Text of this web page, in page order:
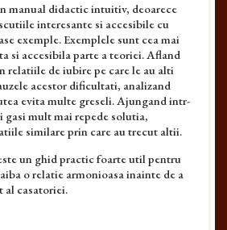
manual didactic intuitiv, deoarece
interesante si accesibile cu
exemple. Exemplele sunt cea mai
si accesibila parte a teoriei. Afland
relatiile de iubire pe care le au alti
acestor dificultati, analizand
evita multe greseli. Ajungand intr­
mult mai repede solutia,
similare prin care au trecut altii.
un ghid practic foarte util pentru
o relatie armonioasa inainte de a
al casatoriei.